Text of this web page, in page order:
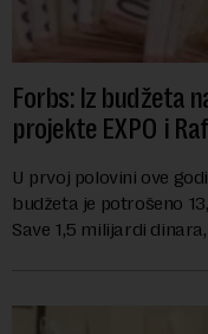
Forbs: Iz budžeta
projekte EXPO i
U prvoj polovini ove
budžeta je potrošeno
Save 1,5 milijardi